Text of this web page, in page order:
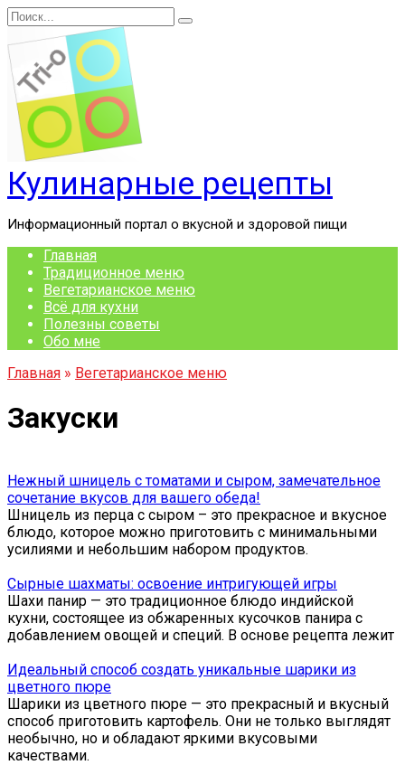
Перейти
к
содержанию
Search
for:
Кулинарные рецепты
Информационный портал о вкусной и здоровой пищи
Главная
Традиционное меню
Вегетарианское меню
Всё для кухни
Полезны советы
Обо мне
Главная » Вегетарианское меню
Закуски
Нежный шницель с томатами и сыром, замечательное
сочетание вкусов для вашего обеда!
Шницель из перца с сыром – это прекрасное и вкусное
блюдо, которое можно приготовить с минимальными
усилиями и небольшим набором продуктов.
Сырные шахматы: освоение интригующей игры
Шахи панир — это традиционное блюдо индийской
кухни, состоящее из обжаренных кусочков панира с
добавлением овощей и специй. В основе рецепта лежит
Идеальный способ создать уникальные шарики из
цветного пюре
Шарики из цветного пюре — это прекрасный и вкусный
способ приготовить картофель. Они не только выглядят
необычно, но и обладают яркими вкусовыми
качествами.